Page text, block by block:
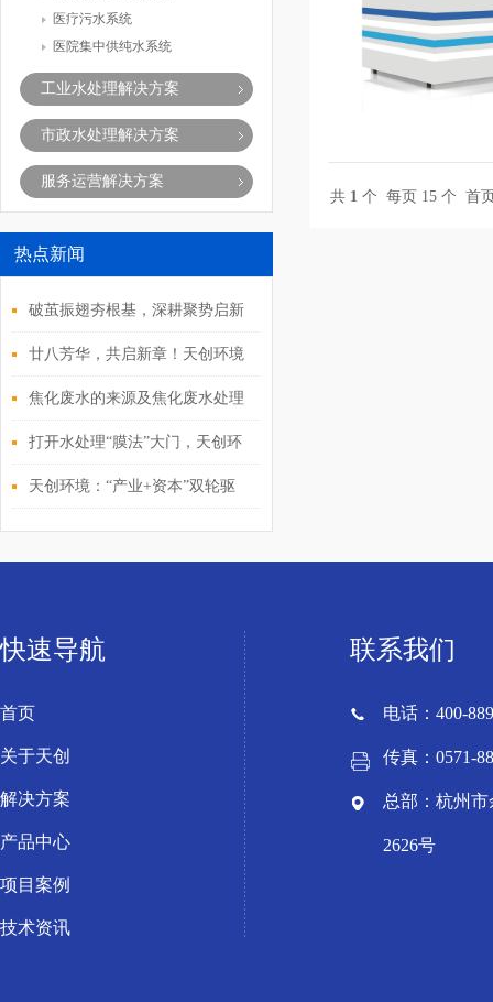
医疗污水系统
医院集中供纯水系统
工业水处理解决方案
市政水处理解决方案
服务运营解决方案
热点新闻
破茧振翅夯根基，深耕聚势启新
程！天创环境2025年度经营管理
层会议圆满落幕
廿八芳华，共启新章！天创环境
28周年庆典活动重磅来袭
焦化废水的来源及焦化废水处理
方式
打开水处理“膜法”大门，天创环
境全产业链布局环博会
天创环境：“产业+资本”双轮驱
动 “膜”力加速释放
共 1 个 每页 15 个 首
快速导航
首页
关于天创
解决方案
产品中心
项目案例
技术资讯
联系我们
电话：400-
传真：0571-
总部：杭州
2626号